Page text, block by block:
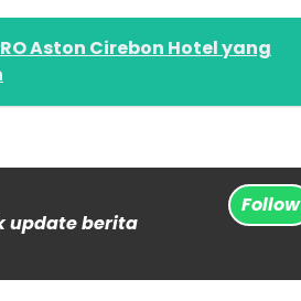
Aston Cirebon Hotel yang
update berita
Follow